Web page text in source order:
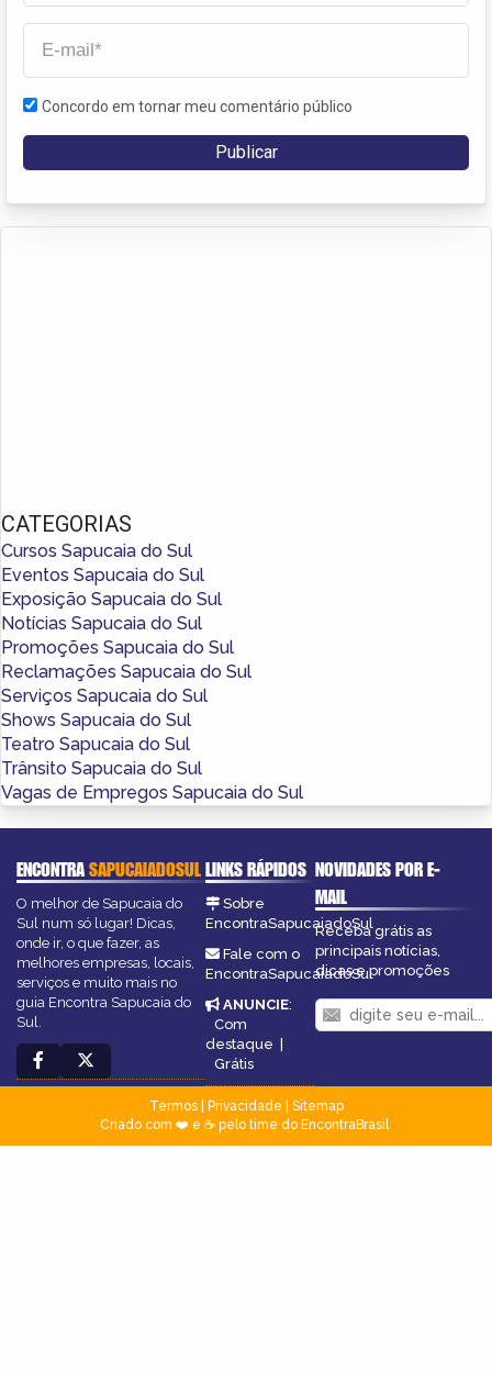
Concordo em tornar meu comentário público
CATEGORIAS
Cursos Sapucaia do Sul
Eventos Sapucaia do Sul
Exposição Sapucaia do Sul
Notícias Sapucaia do Sul
Promoções Sapucaia do Sul
Reclamações Sapucaia do Sul
Serviços Sapucaia do Sul
Shows Sapucaia do Sul
Teatro Sapucaia do Sul
Trânsito Sapucaia do Sul
Vagas de Empregos Sapucaia do Sul
ENCONTRASAPUCAIADOSUL
O melhor de Sapucaia do
Sul num só lugar! Dicas,
onde ir, o que fazer, as
melhores empresas, locais,
serviços e muito mais no
guia Encontra Sapucaia do
Sul.
LINKS RÁPIDOS
Sobre
EncontraSapucaiadoSul
Fale com o
EncontraSapucaiadoSul
ANUNCIE:
Com
destaque
Grátis
NOVIDADES POR E-
MAIL
Receba grátis as
principais notícias,
dicas e promoções
Termos| Privacidade
Sitemap
Criado com ❤️ e ☕ pelo time do EncontraBrasil